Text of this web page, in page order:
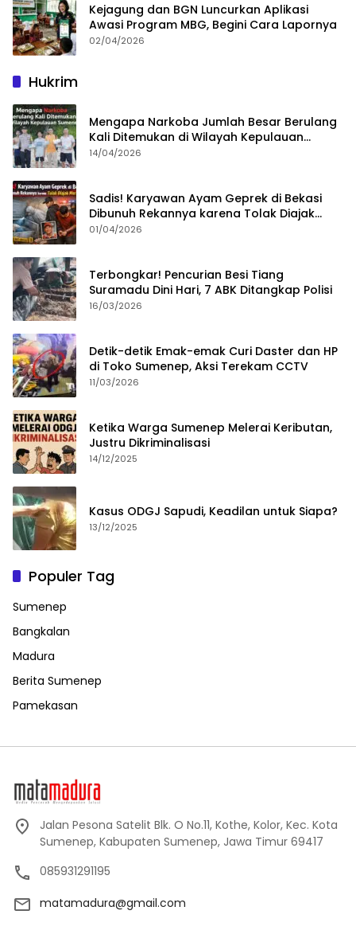
Kejagung dan BGN Luncurkan Aplikasi
Awasi Program MBG, Begini Cara Lapornya
02/04/2026
Hukrim
Mengapa Narkoba Jumlah Besar Berulang
Kali Ditemukan di Wilayah Kepulauan
Sumenep?
14/04/2026
Sadis! Karyawan Ayam Geprek di Bekasi
Dibunuh Rekannya karena Tolak Diajak
Merampok Majikan
01/04/2026
Terbongkar! Pencurian Besi Tiang
Suramadu Dini Hari, 7 ABK Ditangkap Polisi
16/03/2026
Detik-detik Emak-emak Curi Daster dan HP
di Toko Sumenep, Aksi Terekam CCTV
11/03/2026
Ketika Warga Sumenep Melerai Keributan,
Justru Dikriminalisasi
14/12/2025
Kasus ODGJ Sapudi, Keadilan untuk Siapa?
13/12/2025
Populer Tag
Sumenep
Bangkalan
Madura
Berita Sumenep
Pamekasan
Jalan Pesona Satelit Blk. O No.11, Kothe, Kolor, Kec. Kota
Sumenep, Kabupaten Sumenep, Jawa Timur 69417
085931291195
matamadura@gmail.com